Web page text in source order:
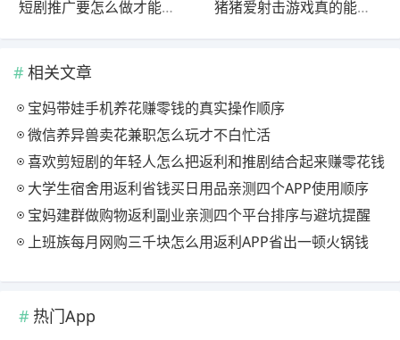
短剧推广要怎么做才能赚钱？推广操作方法详解 猪猪爱射击游戏真的能赚钱提现吗？还是玩这款游戏好
相关文章
宝妈带娃手机养花赚零钱的真实操作顺序
微信养异兽卖花兼职怎么玩才不白忙活
喜欢剪短剧的年轻人怎么把返利和推剧结合起来赚零花钱
大学生宿舍用返利省钱买日用品亲测四个APP使用顺序
宝妈建群做购物返利副业亲测四个平台排序与避坑提醒
上班族每月网购三千块怎么用返利APP省出一顿火锅钱
热门App